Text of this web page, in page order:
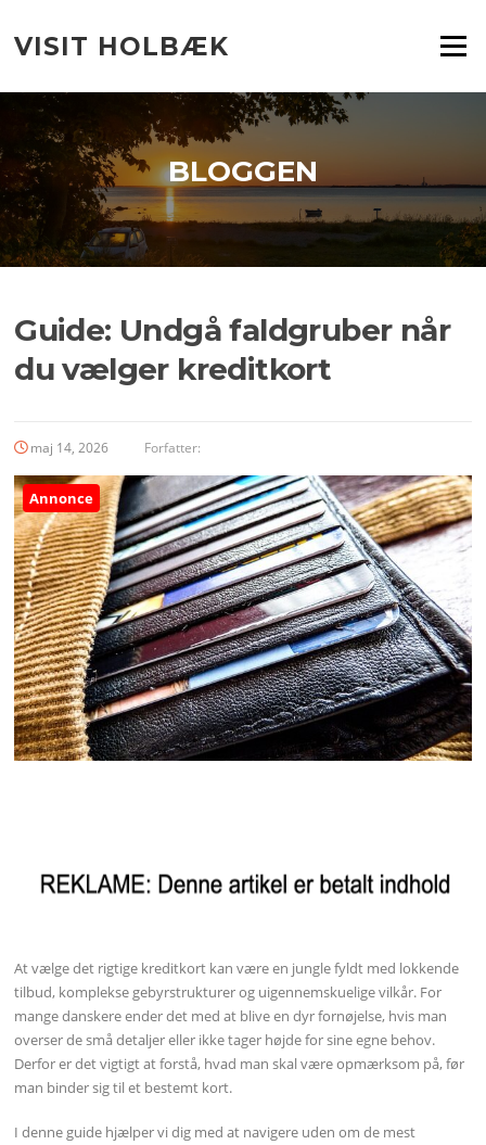
indhold
VISIT HOLBÆK Menu
BLOGGEN
Guide: Undgå faldgruber når
du vælger kreditkort
maj 14, 2026 Forfatter:
Annonce
At vælge det rigtige kreditkort kan være en jungle fyldt med lokkende
tilbud, komplekse gebyrstrukturer og uigennemskuelige vilkår. For
mange danskere ender det med at blive en dyr fornøjelse, hvis man
overser de små detaljer eller ikke tager højde for sine egne behov.
Derfor er det vigtigt at forstå, hvad man skal være opmærksom på, før
man binder sig til et bestemt kort.
I denne guide hjælper vi dig med at navigere uden om de mest